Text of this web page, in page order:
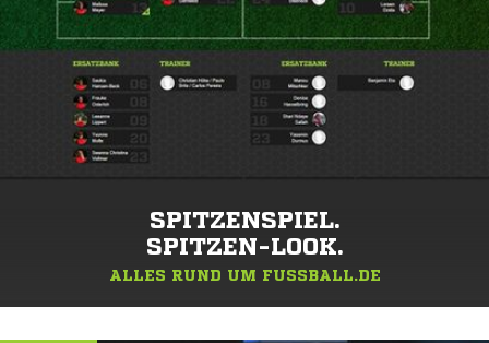
SPITZENSPIEL.
SPITZEN-LOOK.
ALLES RUND UM FUSSBALL.DE